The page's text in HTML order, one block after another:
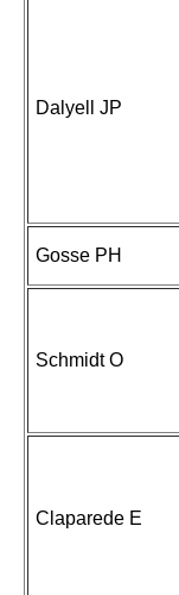
Dalyell JP
Gosse PH
Schmidt O
Claparede E